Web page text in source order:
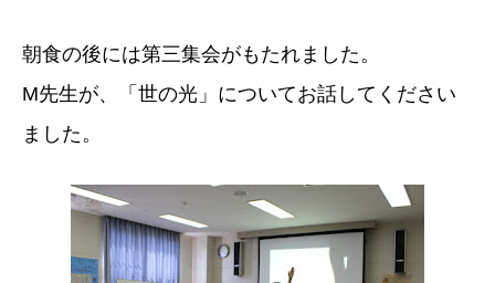
朝食の後には第三集会がもたれました。
M先生が、「世の光」についてお話してください
ました。